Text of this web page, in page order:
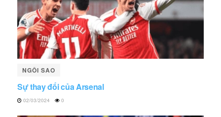
NGÔI SAO
Sự thay đổi của Arsenal
02/03/2024 0